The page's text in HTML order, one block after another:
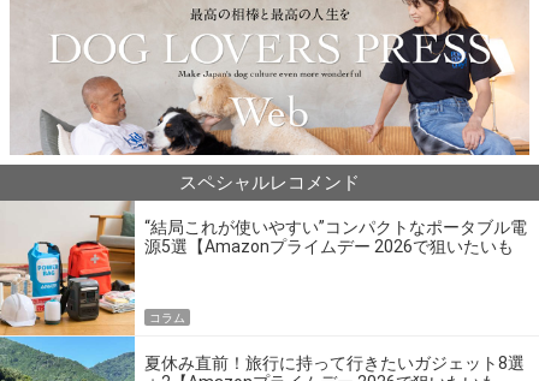
スペシャルレコメンド
“結局これが使いやすい”コンパクトなポータブル電
源5選【Amazonプライムデー 2026で狙いたいも
コラム
夏休み直前！旅行に持って行きたいガジェット8選